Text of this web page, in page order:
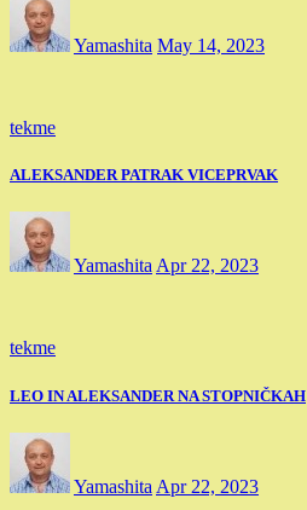
Yamashita May 14, 2023
tekme
ALEKSANDER PATRAK VICEPRVAK
YamashitaApr 22, 2023
tekme
LEO IN ALEKSANDER NA STOPNIČKAH
Yamashita Apr 22, 2023